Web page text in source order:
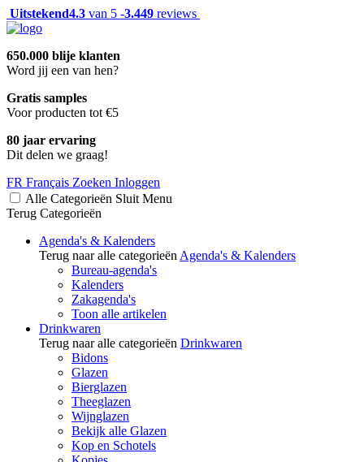
Uitstekend4.3 van 5 -3.449 reviews
650.000 blije klanten
Word jij een van hen?
Gratis samples
Voor producten tot €5
80 jaar ervaring
Dit delen we graag!
FR Français Zoeken Inloggen
Alle Categorieën Sluit Menu
Terug Categorieën
Agenda's & Kalenders
Terug naar alle categorieën Agenda's & Kalenders
Bureau-agenda's
Kalenders
Zakagenda's
Toon alle artikelen
Drinkwaren
Terug naar alle categorieën Drinkwaren
Bidons
Glazen
Bierglazen
Theeglazen
Wijnglazen
Bekijk alle Glazen
Kop en Schotels